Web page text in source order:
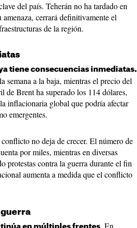
del país. Teherán no ha tardado en
cerrará definitivamente el
de la región.
tiene consecuencias inmediatas.
semana a la baja, mientras el precio del
de Brent ha superado los 114 dólares,
inflacionaria global que podría afectar
emergentes.
no deja de crecer. El número de
por miles, mientras en diversas
protestas contra la guerra durante el fin
aumenta a medida que el conflicto
guerra
. En